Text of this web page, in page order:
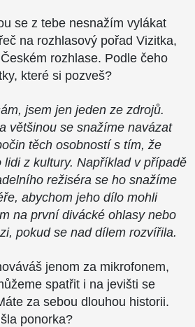
se z tebe nesnažím vylákat
na rozhlasový pořad Vizitka,
rozhlase. Podle čeho
které si pozveš?
jsem jen jeden ze zdrojů.
většinou se snažíme navázat
těch osobností s tím, že
lidi z kultury. Například v případě
režiséra se ho snažíme
abychom jeho dílo mohli
na první divácké ohlasy nebo
pokud se nad dílem rozvířila.
jenom za mikrofonem,
spatřit i na jevišti se
za sebou dlouhou historii.
ponorka?